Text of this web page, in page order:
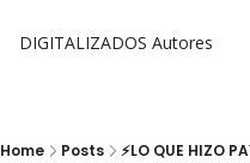
DIGITALIZADOS Autores
Home Posts ⚡LO QUE HIZO